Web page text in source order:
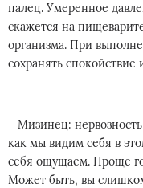
палец. Умеренное
скажется на
организма. При
сохранять спокойствие
Мизинец: нервозность
как мы видим себя в
себя ощущаем. Проще
Может быть, вы